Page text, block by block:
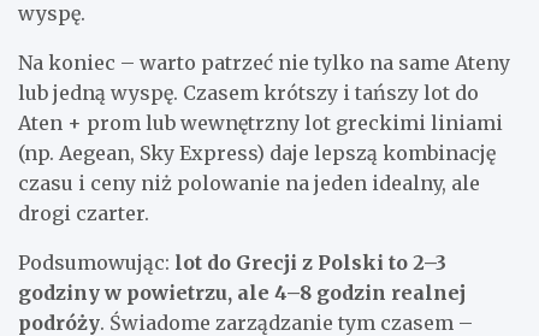
wyspę.
Na koniec – warto patrzeć nie tylko na same Ateny
lub jedną wyspę. Czasem krótszy i tańszy lot do
Aten + prom lub wewnętrzny lot greckimi liniami
(np. Aegean, Sky Express) daje lepszą kombinację
czasu i ceny niż polowanie na jeden idealny, ale
drogi czarter.
Podsumowując: lot do Grecji z Polski to 2–3
godziny w powietrzu, ale 4–8 godzin realnej
podróży. Świadome zarządzanie tym czasem –